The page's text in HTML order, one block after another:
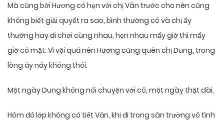
Mà cũng bởi Hương có hẹn với chị Vân trước cho nên cũng
không biết giải quyết ra sao, bình thường cô và chị ấy
thường hay đi chơi cùng nhau, hẹn nhau mấy giờ thì mấy
giờ có mặt. Vì vội quá nên Hương cũng quên chị Dung, trong
lòng áy náy không thôi.
Một ngày Dung không nói chuyện với cô, một ngày thật dài.
Hôm đó lớp không có tiết Văn, khi đi trong sân trường vô tình